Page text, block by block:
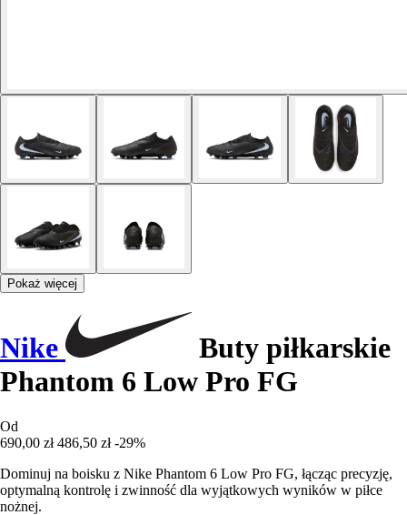
Pokaż więcej
Nike
Buty piłkarskie
Phantom 6 Low Pro FG
Od
690,00 zł 486,50 zł -29%
Dominuj na boisku z Nike Phantom 6 Low Pro FG, łącząc precyzję,
optymalną kontrolę i zwinność dla wyjątkowych wyników w piłce
nożnej.